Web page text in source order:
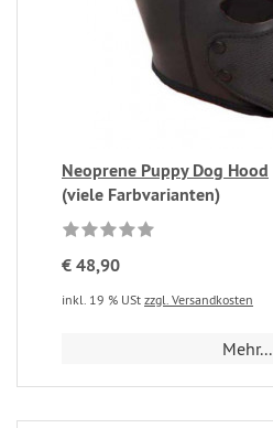
Neoprene Puppy Dog Hood
(viele Farbvarianten)
€ 48,90
inkl. 19 % USt zzgl. Versandkosten
Mehr...